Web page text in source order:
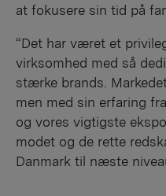
at fokusere sin tid på
“Det har været et
virksomhed med så
stærke brands.
men med sin erfaring
og vores vigtigste
modet og de rette
Danmark til næste